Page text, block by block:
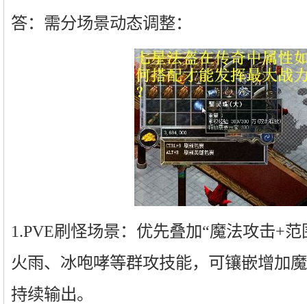
答：需分场景动态调整：
1.PVE刷怪场景：优先叠加“魔法攻击+
火雨、冰咆哮等群攻技能，可镶嵌增加
持续输出。